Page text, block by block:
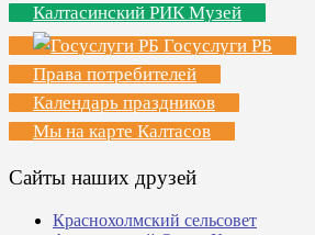
Калтасинский РИК Музей
Госуслуги РБ
Права потребителей
Календарь праздников
Мы на карте Калтасов
Сайты наших друзей
Краснохолмский сельсовет